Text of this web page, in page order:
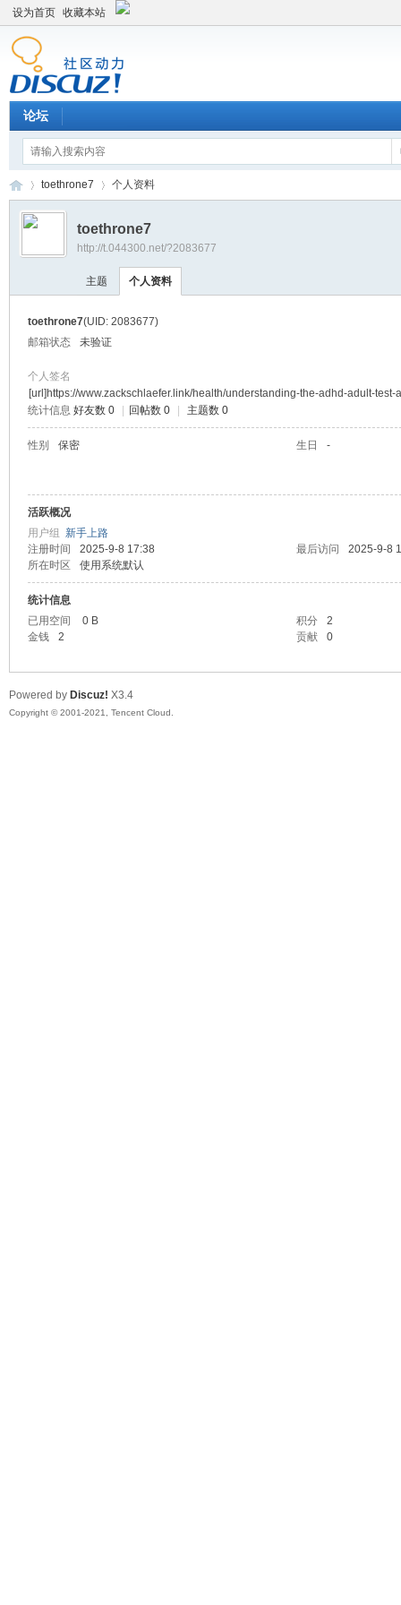
设为首页 收藏本站
论坛
›
toethrone7 个人资料
toethrone7
http://t.044300.net/?2083677
主题 个人资料
toethrone7(UID: 2083677)
邮箱状态
未验证
个人签名
[url]https://www.zackschlaefer.link/health/understanding-the-adhd-adult-test-
统计信息 好友数 0 回帖数 0 主题数 0
性别 保密 生日 -
活跃概况
用户组 新手上路
注册时间
2025-9-8 17:38 最后访问
2025-9-8
所在时区
使用系统默认
统计信息
已用空间
0 B 积分
2
金钱
2 贡献 0
Powered by Discuz! X3.4
Copyright © 2001-2021, Tencent Cloud.